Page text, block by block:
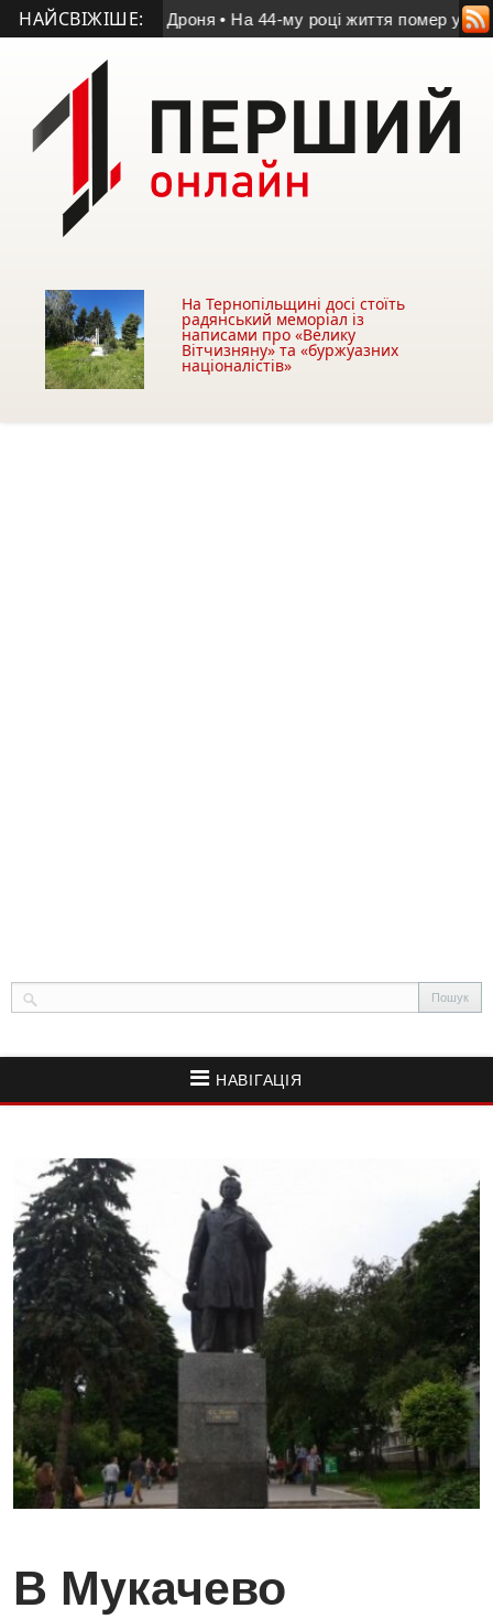
НАЙСВІЖІШЕ:
Дроня • На 44-му році життя помер учасник АТО
На Тернопільщині досі стоїть
радянський меморіал із
написами про «Велику
Вітчизняну» та «буржуазних
націоналістів»
НАВІГАЦІЯ
В Мукачево